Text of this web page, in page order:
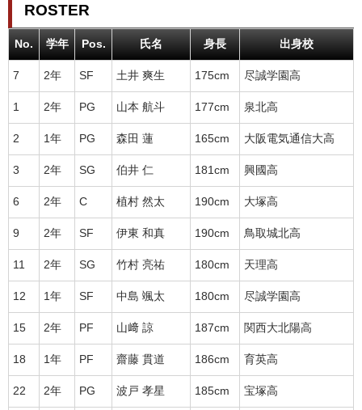
ROSTER
No. 学年 Pos. 氏名 身長 出身校
7 2年 SF 土井 爽生 175cm 尽誠学園高
1 2年 PG 山本 航斗 177cm 泉北高
2 1年 PG 森田 蓮 165cm 大阪電気通信大高
3 2年 SG 伯井 仁 181cm 興國高
6 2年 C 植村 然太 190cm 大塚高
9 2年 SF 伊東 和真 190cm 鳥取城北高
11 2年 SG 竹村 亮祐 180cm 天理高
12 1年 SF 中島 颯太 180cm 尽誠学園高
15 2年 PF 山﨑 諒 187cm 関西大北陽高
18 1年 PF 齋藤 貫道 186cm 育英高
22 2年 PG 波戸 孝星 185cm 宝塚高